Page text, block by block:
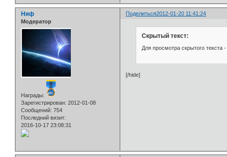
Поделиться2012-01-20 11:41:24
Няф
Модератор
Награды:
Зарегистрирован: 2012-01-08
Сообщений: 754
Последний визит:
2016-10-17 23:08:31
Скрытый текст:
Для просмотра скрытого текста -
[/hide]